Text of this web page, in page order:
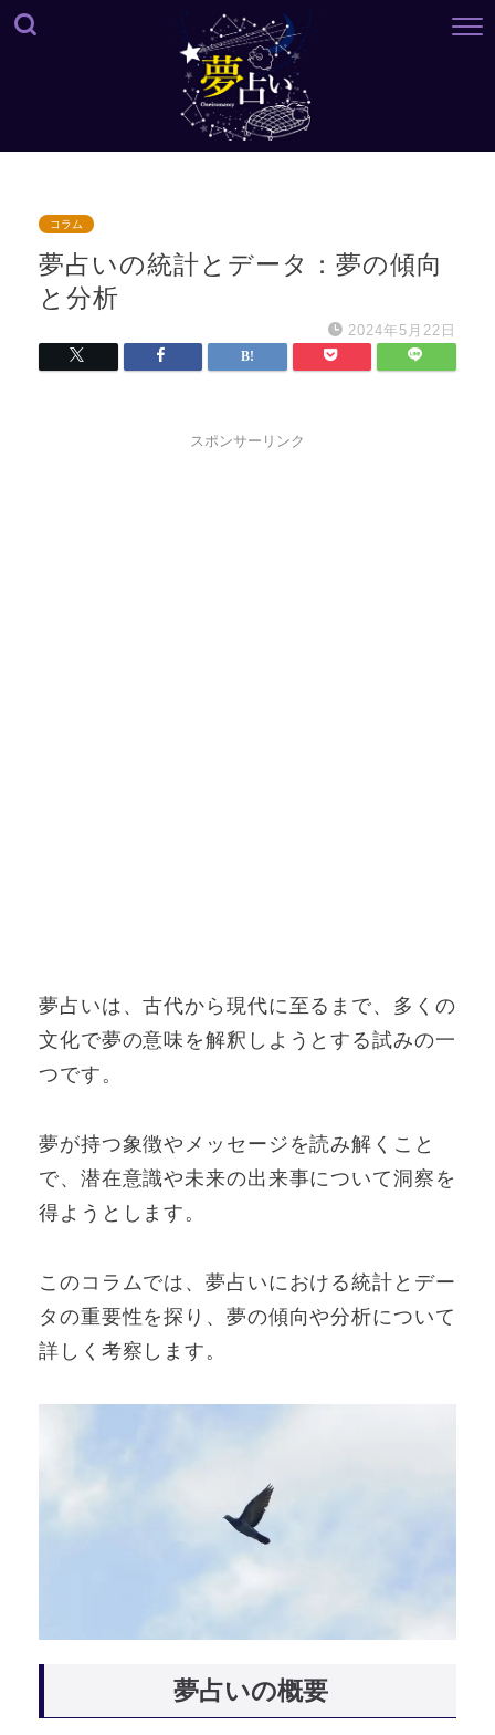
コラム
夢占いの統計とデータ：夢の傾向
と分析
2024年5月22日
スポンサーリンク
夢占いは、古代から現代に至るまで、多くの
文化で夢の意味を解釈しようとする試みの一
つです。
夢が持つ象徴やメッセージを読み解くこと
で、潜在意識や未来の出来事について洞察を
得ようとします。
このコラムでは、夢占いにおける統計とデー
タの重要性を探り、夢の傾向や分析について
詳しく考察します。
夢占いの概要